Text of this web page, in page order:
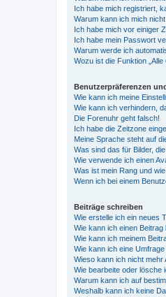
Ich habe mich registriert,
Warum kann ich mich
Ich habe mich vor einiger
Ich habe mein Passwort
Warum werde ich
Wozu ist die Funktion
Benutzerpräferenzen
Wie kann ich meine
Wie kann ich verhindern,
Die Forenuhr geht falsch!
Ich habe die Zeitzone
Meine Sprache steht auf
Was sind das für Bilder,
Wie verwende ich einen
Was ist mein Rang und
Wenn ich bei einem
Beiträge schreiben
Wie erstelle ich ein neues
Wie kann ich einen
Wie kann ich meinem
Wie kann ich eine
Wieso kann ich nicht mehr
Wie bearbeite oder lösche
Warum kann ich auf
Weshalb kann ich keine